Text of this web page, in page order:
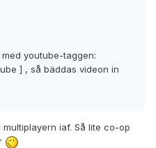
youtube-taggen:
] , så bäddas videon in
iaf. Så lite co-op